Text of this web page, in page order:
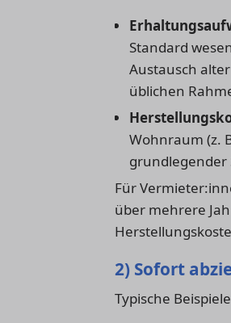
Standard
Austausch
üblichen
Wohnraum (z.
grundlegender
Für
über mehrere
2) Sofort
Typische